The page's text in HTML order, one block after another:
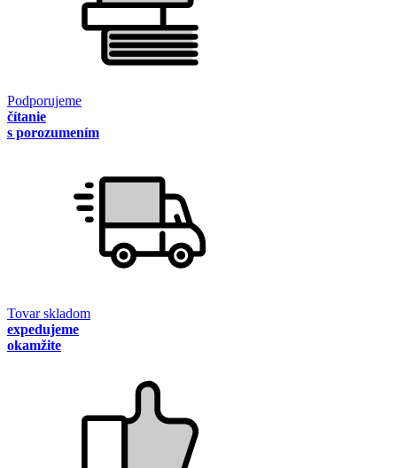
Podporujeme
čítanie
s porozumením
Tovar skladom
expedujeme
okamžite